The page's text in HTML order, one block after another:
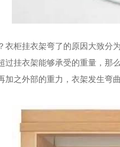
衣柜挂衣架弯了的原因大致分
过挂衣架能够承受的重量，那
加之外部的重力，衣架发生弯曲